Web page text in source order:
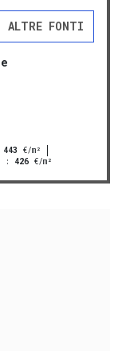
ALTRE FONTI
443 €/m²
: 426 €/m²